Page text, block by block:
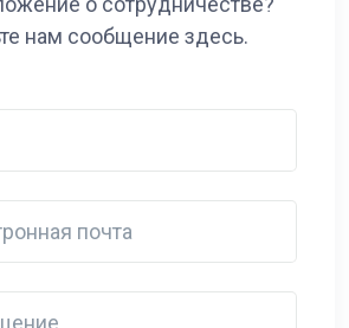
нам сообщение здесь.